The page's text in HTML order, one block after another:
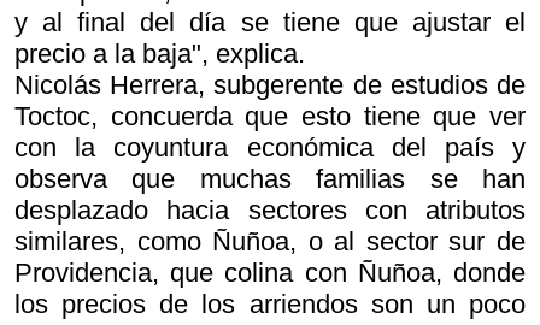
y al final del día se tiene que ajustar el
precio a la baja", explica.
Nicolás Herrera, subgerente de estudios de
Toctoc, concuerda que esto tiene que ver
con la coyuntura económica del país y
observa que muchas familias se han
desplazado hacia sectores con atributos
similares, como Ñuñoa, o al sector sur de
Providencia, que colina con Ñuñoa, donde
los precios de los arriendos son un poco